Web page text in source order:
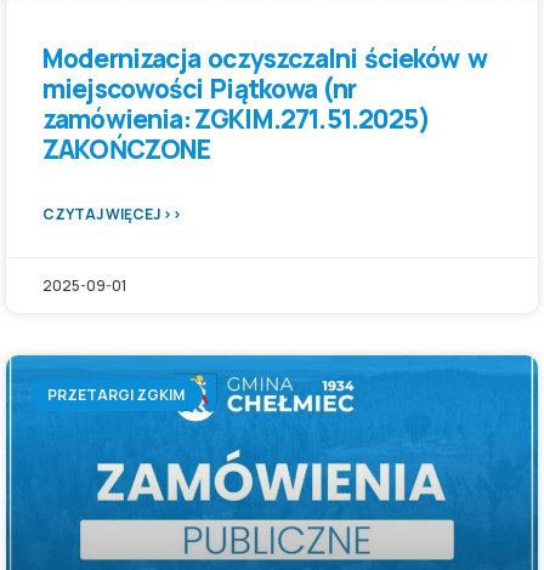
Modernizacja oczyszczalni ścieków w
miejscowości Piątkowa (nr
zamówienia: ZGKIM.271.51.2025)
ZAKOŃCZONE
CZYTAJ WIĘCEJ >>
2025-09-01
PRZETARGI ZGKIM